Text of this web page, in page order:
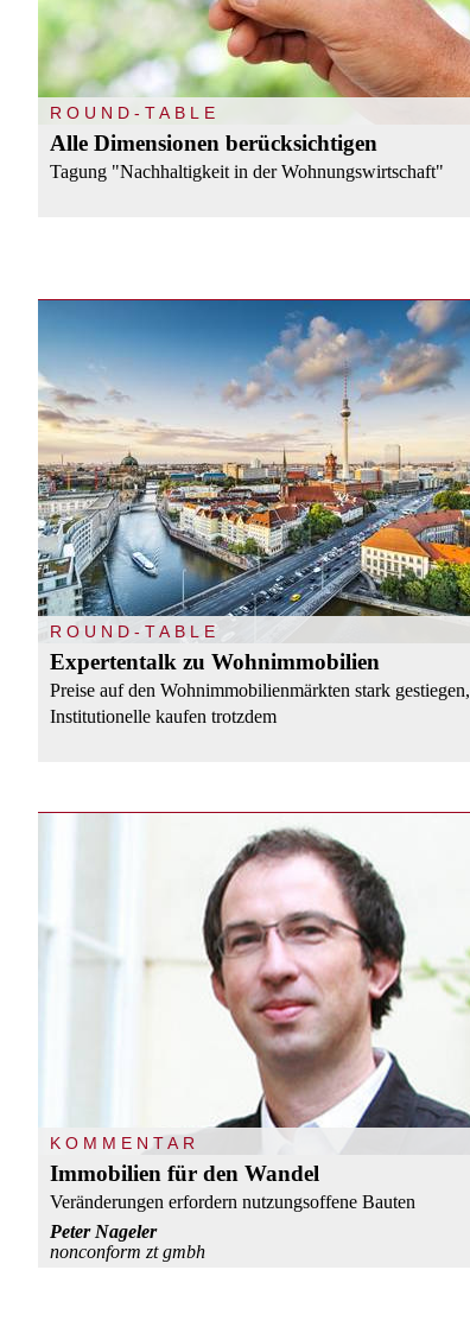
ROUND-TABLE
Alle Dimensionen berücksichtigen
Tagung "Nachhaltigkeit in der Wohnungswirtschaft"
ROUND-TABLE
Expertentalk zu Wohnimmobilien
Preise auf den Wohnimmobilienmärkten stark gestiegen,
Institutionelle kaufen trotzdem
KOMMENTAR
Immobilien für den Wandel
Veränderungen erfordern nutzungsoffene Bauten
Peter Nageler
nonconform zt gmbh